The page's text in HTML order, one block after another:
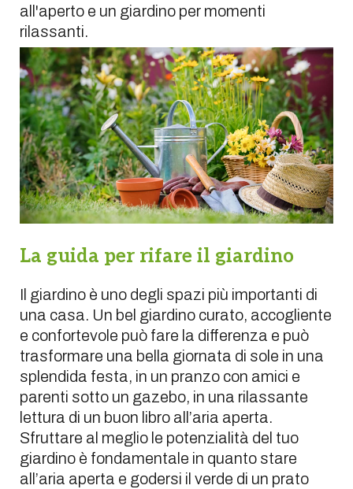
all'aperto e un giardino per momenti
rilassanti.
La guida per rifare il giardino
Il giardino è uno degli spazi più importanti di
una casa. Un bel giardino curato, accogliente
e confortevole può fare la differenza e può
trasformare una bella giornata di sole in una
splendida festa, in un pranzo con amici e
parenti sotto un gazebo, in una rilassante
lettura di un buon libro all’aria aperta.
Sfruttare al meglio le potenzialità del tuo
giardino è fondamentale in quanto stare
all’aria aperta e godersi il verde di un prato